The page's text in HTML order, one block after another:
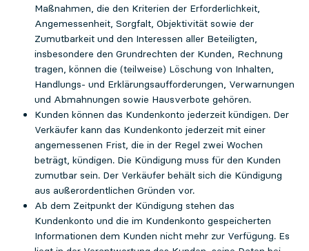
Maßnahmen, die den Kriterien der Erforderlichkeit,
Angemessenheit, Sorgfalt, Objektivität sowie der
Zumutbarkeit und den Interessen aller Beteiligten,
insbesondere den Grundrechten der Kunden, Rechnung
tragen, können die (teilweise) Löschung von Inhalten,
Handlungs- und Erklärungsaufforderungen, Verwarnungen
und Abmahnungen sowie Hausverbote gehören.
Kunden können das Kundenkonto jederzeit kündigen. Der
Verkäufer kann das Kundenkonto jederzeit mit einer
angemessenen Frist, die in der Regel zwei Wochen
beträgt, kündigen. Die Kündigung muss für den Kunden
zumutbar sein. Der Verkäufer behält sich die Kündigung
aus außerordentlichen Gründen vor.
Ab dem Zeitpunkt der Kündigung stehen das
Kundenkonto und die im Kundenkonto gespeicherten
Informationen dem Kunden nicht mehr zur Verfügung. Es